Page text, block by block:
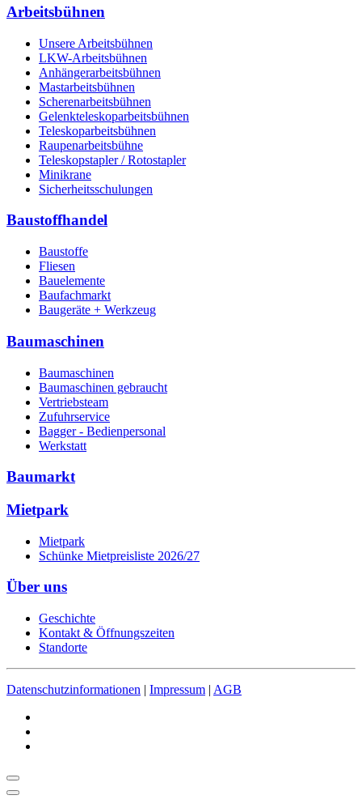
Arbeitsbühnen
Unsere Arbeitsbühnen
LKW-Arbeitsbühnen
Anhängerarbeitsbühnen
Mastarbeitsbühnen
Scherenarbeitsbühnen
Gelenkteleskoparbeitsbühnen
Teleskoparbeitsbühnen
Raupenarbeitsbühne
Teleskopstapler / Rotostapler
Minikrane
Sicherheitsschulungen
Baustoffhandel
Baustoffe
Fliesen
Bauelemente
Baufachmarkt
Baugeräte + Werkzeug
Baumaschinen
Baumaschinen
Baumaschinen gebraucht
Vertriebsteam
Zufuhrservice
Bagger - Bedienpersonal
Werkstatt
Baumarkt
Mietpark
Mietpark
Schünke Mietpreisliste 2026/27
Über uns
Geschichte
Kontakt & Öffnungszeiten
Standorte
Datenschutzinformationen | Impressum | AGB